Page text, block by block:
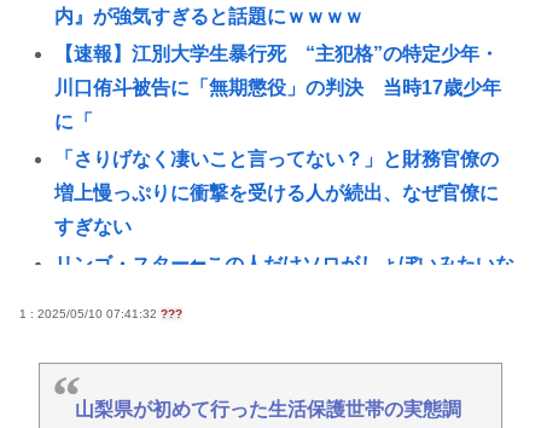
内』が強気すぎると話題にｗｗｗｗ
【速報】江別大学生暴行死 “主犯格”の特定少年・
川口侑斗被告に「無期懲役」の判決 当時17歳少年
に「
「さりげなく凄いこと言ってない？」と財務官僚の
増上慢っぷりに衝撃を受ける人が続出、なぜ官僚に
すぎない
リンゴ・スター⬅︎この人だけソロがしょぼいみたいな
裁判所「トランプ大統領はホワイトハウスの一時的
な賃借人であり、所有者ではない」、宴会場建設の
1 : 2025/05/10 07:41:32 ???
山梨県が初めて行った生活保護世帯の実態調